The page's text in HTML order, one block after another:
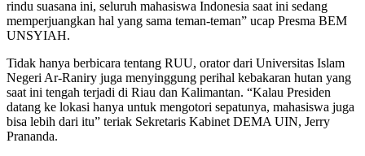
rindu suasana ini, seluruh mahasiswa Indonesia saat ini sedang
memperjuangkan hal yang sama teman-teman” ucap Presma BEM
UNSYIAH.
Tidak hanya berbicara tentang RUU, orator dari Universitas Islam
Negeri Ar-Raniry juga menyinggung perihal kebakaran hutan yang
saat ini tengah terjadi di Riau dan Kalimantan. “Kalau Presiden
datang ke lokasi hanya untuk mengotori sepatunya, mahasiswa juga
bisa lebih dari itu” teriak Sekretaris Kabinet DEMA UIN, Jerry
Prananda.